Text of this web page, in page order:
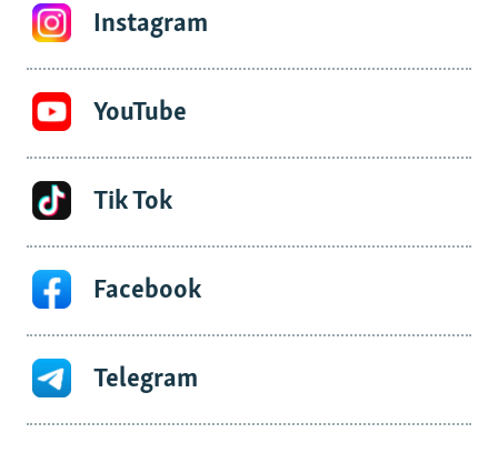
Instagram
YouTube
Tik Tok
Facebook
Telegram